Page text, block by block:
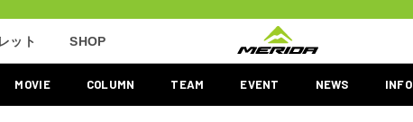
ット SHOP
MOVIE COLUMN TEAM EVENT NEWS INFO